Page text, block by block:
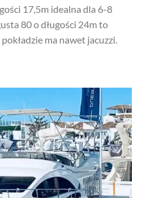
17,5m idealna dla 6-8
80 o długości 24m to
ma nawet jacuzzi.